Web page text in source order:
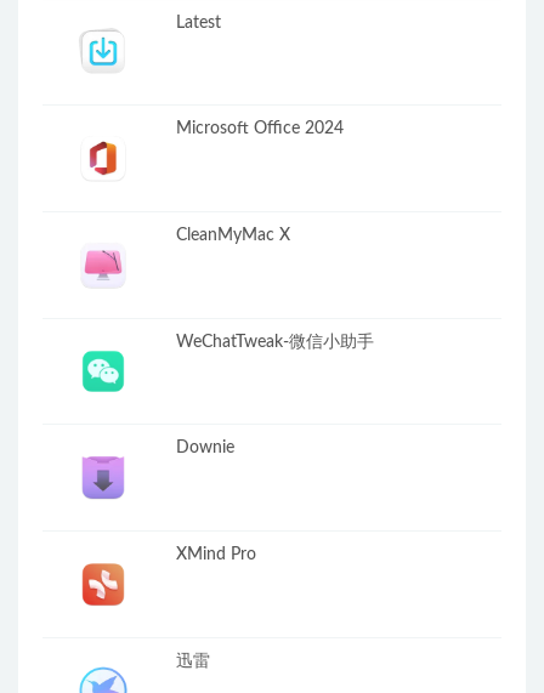
Latest
Microsoft Office 2024
CleanMyMac X
WeChatTweak-微信小助手
Downie
XMind Pro
迅雷